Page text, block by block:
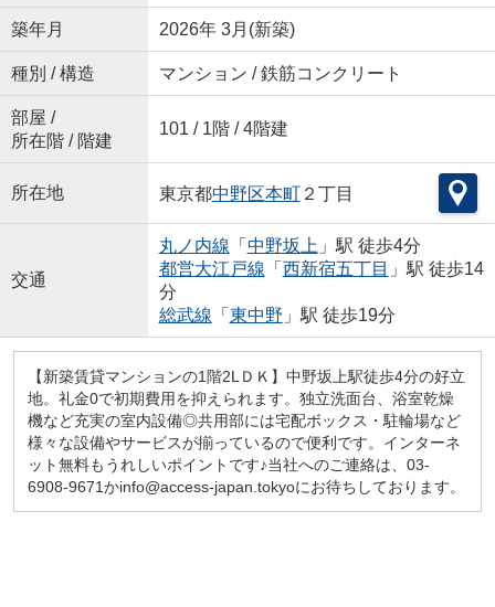
築年月 2026年 3月(新築)
種別 / 構造 マンション / 鉄筋コンクリート
部屋 /
所在階 / 階建
101 / 1階 / 4階建
所在地 東京都中野区本町２丁目
交通
丸ノ内線 「 中野坂上 」駅 徒歩4分
都営大江戸線 「 西新宿五丁目 」駅 徒歩14
分
総武線 「 東中野 」駅 徒歩19分
【新築賃貸マンションの1階2LＤＫ】中野坂上駅徒歩4分の好立
地。礼金0で初期費用を抑えられます。独立洗面台、浴室乾燥
機など充実の室内設備◎共用部には宅配ボックス・駐輪場など
様々な設備やサービスが揃っているので便利です。インターネ
ット無料もうれしいポイントです♪当社へのご連絡は、03-
6908-9671かinfo@access-japan.tokyoにお待ちしております。